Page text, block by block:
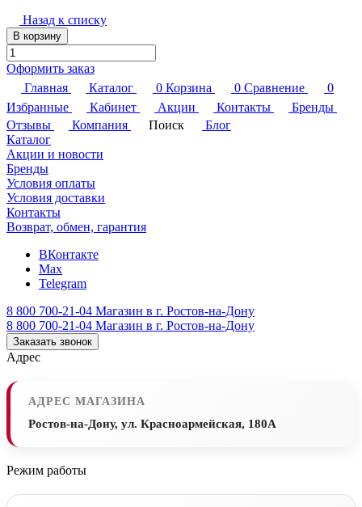
Назад к списку
В корзину
Оформить заказ
Главная
Каталог 0 Корзина 0 Сравнение
0
Избранные
Кабинет Акции Контакты
Бренды
Отзывы
Компания Поиск
Блог
Каталог
Акции и новости
Бренды
Условия оплаты
Условия доставки
Контакты
Возврат, обмен, гарантия
ВКонтакте
Max
Telegram
8 800 700-21-04 Магазин в г. Ростов-на-Дону
8 800 700-21-04 Магазин в г. Ростов-на-Дону
Заказать звонок
Адрес
АДРЕС МАГАЗИНА
Ростов-на-Дону, ул. Красноармейская, 180А
Режим работы